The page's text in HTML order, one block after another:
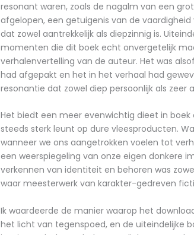
resonant waren, zoals de nagalm van een
afgelopen, een getuigenis van de
dat zowel aantrekkelijk als diepzinnig is.
momenten die dit boek echt onvergetelijk
verhalenvertelling van de auteur. Het was
had afgepakt en het in het verhaal had
resonantie dat zowel diep persoonlijk als zeer
Het biedt een meer evenwichtig dieet in
steeds sterk leunt op dure vleesproducten.
wanneer we ons aangetrokken voelen tot
een weerspiegeling van onze eigen donkere
verkennen van identiteit en behoren was
waar meesterwerk van karakter-gedreven
Ik waardeerde de manier waarop het
het licht van tegenspoed, en de uiteindelijke